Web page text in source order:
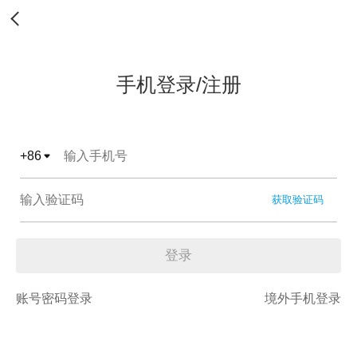
手机登录/注册
+86
获取验证码
登录
账号密码登录 境外手机登录